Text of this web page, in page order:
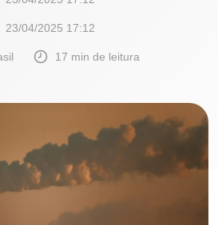
23/04/2025 17:12
17 min de leitura